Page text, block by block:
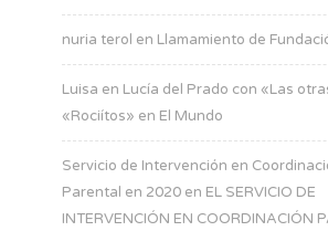
nuria terol en Llamamiento de
Luisa en Lucía del Prado con «Las
«Rociítos» en El Mundo
Servicio de Intervención en
Parental en 2020 en EL SERVICIO DE
INTERVENCIÓN EN COORDINACIÓN